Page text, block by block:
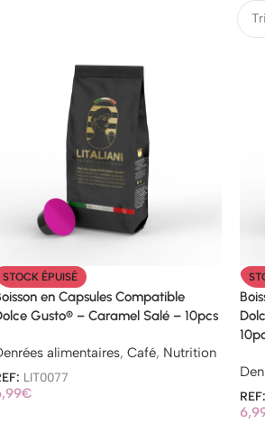
STOCK ÉPUISÉ
en Capsules Compatible
Gusto® – Caramel Salé – 10pcs
alimentaires, Café, Nutrition
LIT0077
€ REF: